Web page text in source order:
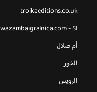
troikaeditions.co.uk
wazambaigralnica.com - SI
أم صلال
الخور
الرويس